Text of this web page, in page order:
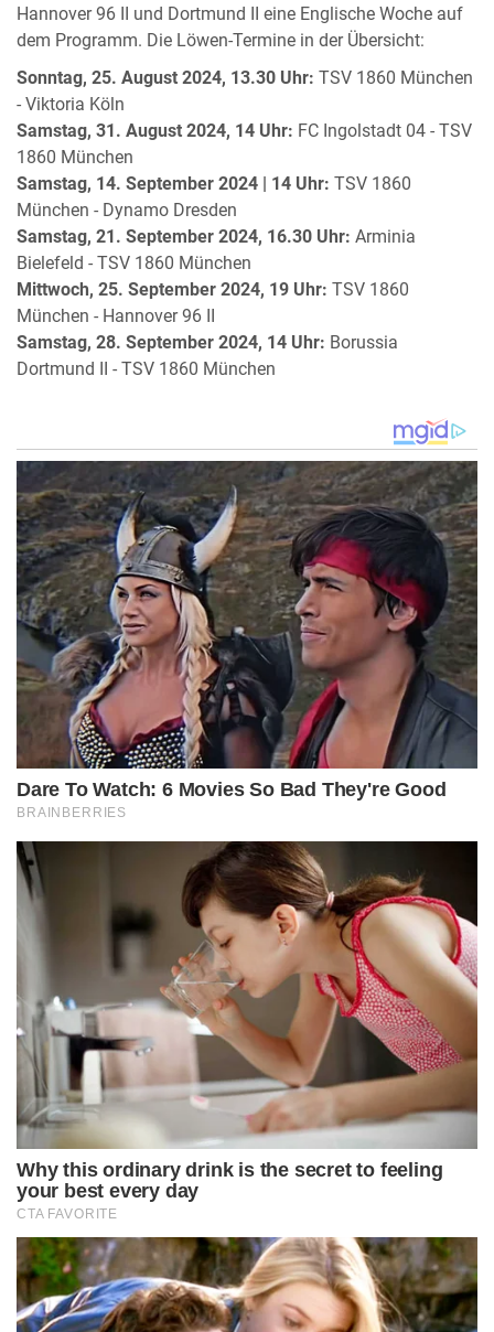
Hannover 96 II und Dortmund II eine Englische Woche auf
dem Programm. Die Löwen-Termine in der Übersicht:
Sonntag, 25. August 2024, 13.30 Uhr: TSV 1860 München
- Viktoria Köln
Samstag, 31. August 2024, 14 Uhr: FC Ingolstadt 04 - TSV
1860 München
Samstag, 14. September 2024 | 14 Uhr: TSV 1860
München - Dynamo Dresden
Samstag, 21. September 2024, 16.30 Uhr: Arminia
Bielefeld - TSV 1860 München
Mittwoch, 25. September 2024, 19 Uhr: TSV 1860
München - Hannover 96 II
Samstag, 28. September 2024, 14 Uhr: Borussia
Dortmund II - TSV 1860 München